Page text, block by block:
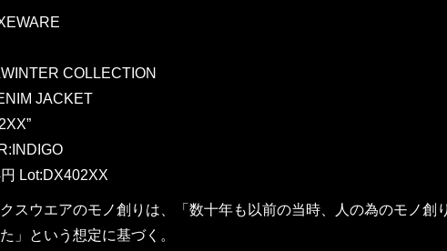
COLLECTION
JACKET
Lot:DX402XX
スウエアのモノ創りは、「数十年も以前の当時、人の為のモノ
」という想定に基づく。